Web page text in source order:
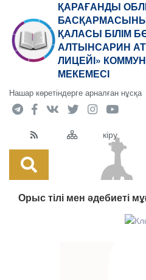
ҚАРАҒАНДЫ
ҚАЛАСЫ БІЛІМ
АЛТЫНСАРИН
ЛИЦЕЙІ»
МЕКЕМЕСІ
Нашар көретіндерге арналған нұсқа
кіру
Орыс тілі мен әдебиеті